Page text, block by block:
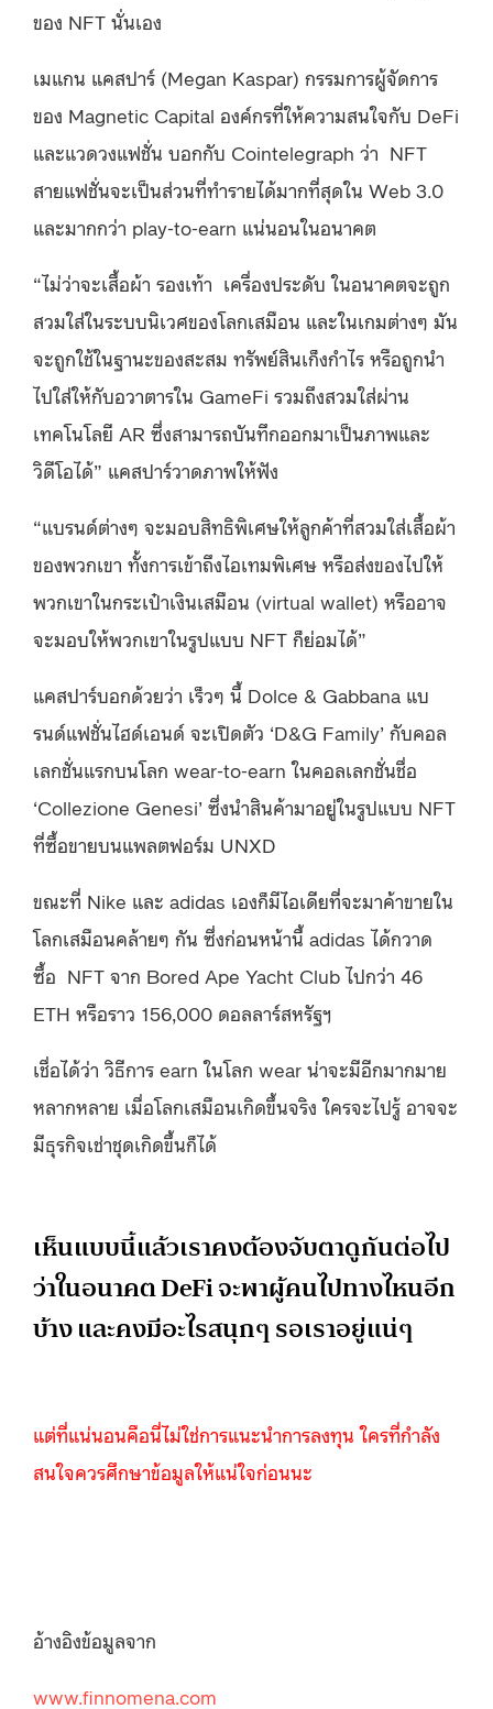
ของ NFT นั่นเอง
เมแกน แคสปาร์ (Megan Kaspar) กรรมการผู้จัดการ
ของ Magnetic Capital องค์กรที่ให้ความสนใจกับ DeFi
และแวดวงแฟชั่น บอกกับ Cointelegraph ว่า NFT
สายแฟชั่นจะเป็นส่วนที่ทำรายได้มากที่สุดใน Web 3.0
และมากกว่า play-to-earn แน่นอนในอนาคต
“ไม่ว่าจะเสื้อผ้า รองเท้า เครื่องประดับ ในอนาคตจะถูก
สวมใส่ในระบบนิเวศของโลกเสมือน และในเกมต่างๆ มัน
จะถูกใช้ในฐานะของสะสม ทรัพย์สินเก็งกำไร หรือถูกนำ
ไปใส่ให้กับอวาตารใน GameFi รวมถึงสวมใส่ผ่าน
เทคโนโลยี AR ซึ่งสามารถบันทึกออกมาเป็นภาพและ
วิดีโอได้” แคสปาร์วาดภาพให้ฟัง
“แบรนด์ต่างๆ จะมอบสิทธิพิเศษให้ลูกค้าที่สวมใส่เสื้อผ้า
ของพวกเขา ทั้งการเข้าถึงไอเทมพิเศษ หรือส่งของไปให้
พวกเขาในกระเป๋าเงินเสมือน (virtual wallet) หรืออาจ
จะมอบให้พวกเขาในรูปแบบ NFT ก็ย่อมได้”
แคสปาร์บอกด้วยว่า เร็วๆ นี้ Dolce & Gabbana แบ
รนด์แฟชั่นไฮด์เอนด์ จะเปิดตัว ‘D&G Family’ กับคอล
เลกชั่นแรกบนโลก wear-to-earn ในคอลเลกชั่นชื่อ
‘Collezione Genesi’ ซึ่งนำสินค้ามาอยู่ในรูปแบบ NFT
ที่ซื้อขายบนแพลตฟอร์ม UNXD
ขณะที่ Nike และ adidas เองก็มีไอเดียที่จะมาค้าขายใน
โลกเสมือนคล้ายๆ กัน ซึ่งก่อนหน้านี้ adidas ได้กวาด
ซื้อ NFT จาก Bored Ape Yacht Club ไปกว่า 46
ETH หรือราว 156,000 ดอลลาร์สหรัฐฯ
เชื่อได้ว่า วิธีการ earn ในโลก wear น่าจะมีอีกมากมาย
หลากหลาย เมื่อโลกเสมือนเกิดขึ้นจริง ใครจะไปรู้ อาจจะ
มีธุรกิจเช่าชุดเกิดขึ้นก็ได้
เห็นแบบนี้แล้วเราคงต้องจับตาดูกันต่อไป
ว่าในอนาคต DeFi จะพาผู้คนไปทางไหนอีก
บ้าง และคงมีอะไรสนุกๆ รอเราอยู่แน่ๆ
แต่ที่แน่นอนคือนี่ไม่ใช่การแนะนำการลงทุน ใครที่กำลัง
สนใจควรศึกษาข้อมูลให้แน่ใจก่อนนะ
อ้างอิงข้อมูลจาก
www.finnomena.com